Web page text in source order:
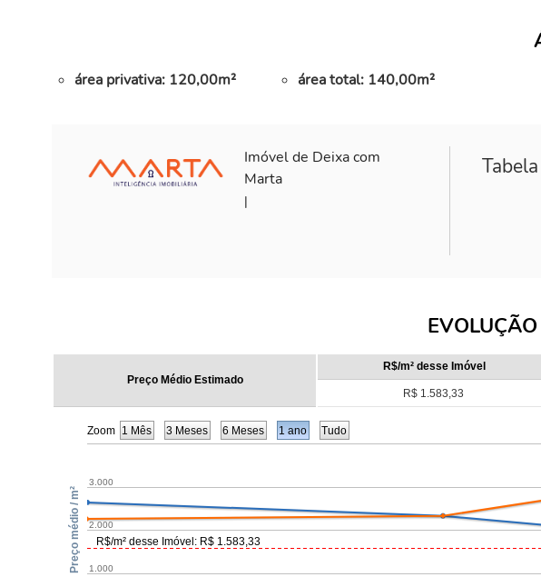
área privativa: 120,00m² área total: 140,00m²
Imóvel de Deixa com
Marta
|